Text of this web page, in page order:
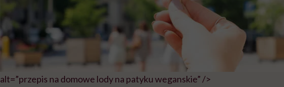
alt=”przepis na domowe lody na patyku weganskie” />